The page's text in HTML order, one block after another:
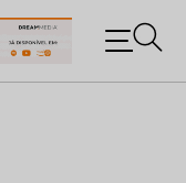
negócios do